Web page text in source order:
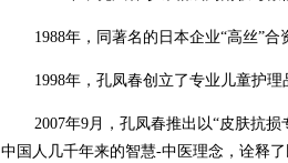
1988年，同著名的日本企业“高丝”
1998年，孔凤春创立了专业儿童护
2007年9月，孔凤春推出以“皮肤抗损
中国人几千年来的智慧-中医理念，诠释了